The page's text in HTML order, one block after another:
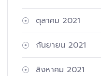
ตุลาคม 2021
กันยายน 2021
สิงหาคม 2021